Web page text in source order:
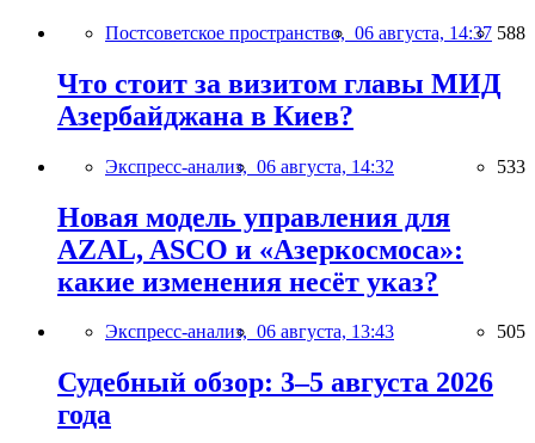
Постсоветское пространство, 06 августа, 14:37 588
Что стоит за визитом главы МИД
Азербайджана в Киев?
Экспресс-анализ, 06 августа, 14:32 533
Новая модель управления для
AZAL, ASCO и «Азеркосмоса»:
какие изменения несёт указ?
Экспресс-анализ, 06 августа, 13:43 505
Судебный обзор: 3–5 августа 2026
года